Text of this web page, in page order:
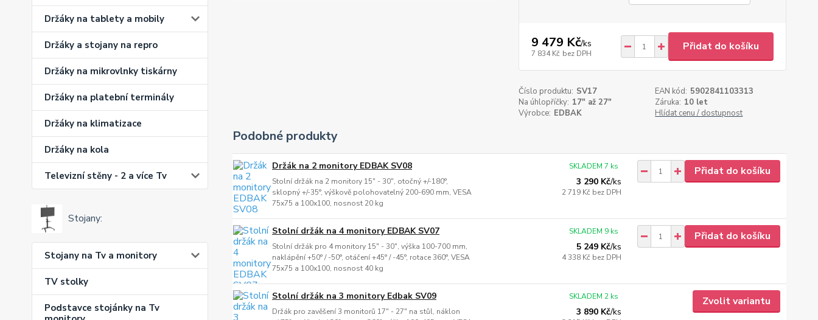
Držáky na tablety a mobily
Držáky a stojany na repro
Držáky na mikrovlnky tiskárny
Držáky na platební terminály
Držáky na klimatizace
Držáky na kola
Televizní stěny - 2 a více Tv
Stojany:
Stojany na Tv a monitory
TV stolky
Podstavce stojánky na Tv
9 479 Kč/ks
7 834 Kč bez DPH
Přidat do košíku
Číslo produktu: SV17 EAN kód: 5902841103313
Na úhlopříčky: 17" až 27" Záruka: 10 let
Výrobce: EDBAK Hlídat cenu / dostupnost
Podobné produkty
Držák na 2 monitory EDBAK SV08
Stolní držák na 2 monitory 15" - 30", otočný +/-180°,
sklopný +/-35°, výškově polohovatelný 200-690 mm, VESA
75x75 a 100x100, nosnost 20 kg
3 290 Kč/ks
2 719 Kč bez DPH
SKLADEM 7 ks Přidat do košíku
Stolní držák na 4 monitory EDBAK SV07
Stolní držák pro 4 monitory 15" - 30", výška 100-700 mm,
naklápění +50° / -50°, otáčení +45° / -45°, rotace 360°, VESA
75x75 a 100x100, nosnost 40 kg
5 249 Kč/ks
4 338 Kč bez DPH
SKLADEM 9 ks Přidat do košíku
Stolní držák na 3 monitory Edbak SV09
Držák pro zavěšení 3 monitorů 17" - 27" na stůl, náklon
3 890 Kč/ks
SKLADEM 2 ks Zvolit variantu